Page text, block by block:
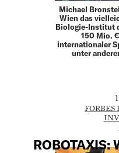
Michael
Wien das
Biologie-Institut
150 Mio.
internationaler
unter
ROBOTAXIS: